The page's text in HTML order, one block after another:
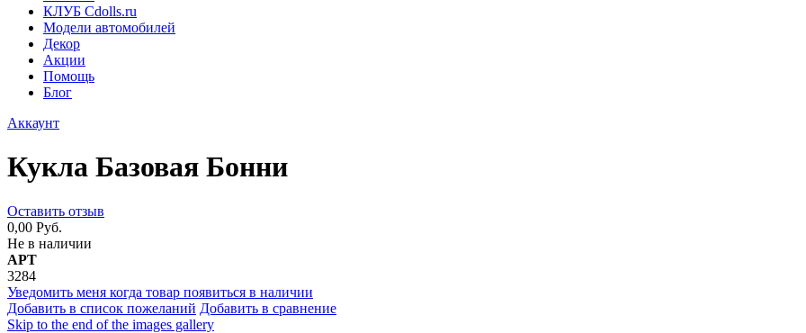
КЛУБ Cdolls.ru
Модели автомобилей
Декор
Акции
Помощь
Блог
Аккаунт
Кукла Базовая Бонни
Оставить отзыв
0,00 Руб.
Не в наличии
АРТ
3284
Уведомить меня когда товар появиться в наличии
Добавить в список пожеланий Добавить в сравнение
Skip to the end of the images gallery